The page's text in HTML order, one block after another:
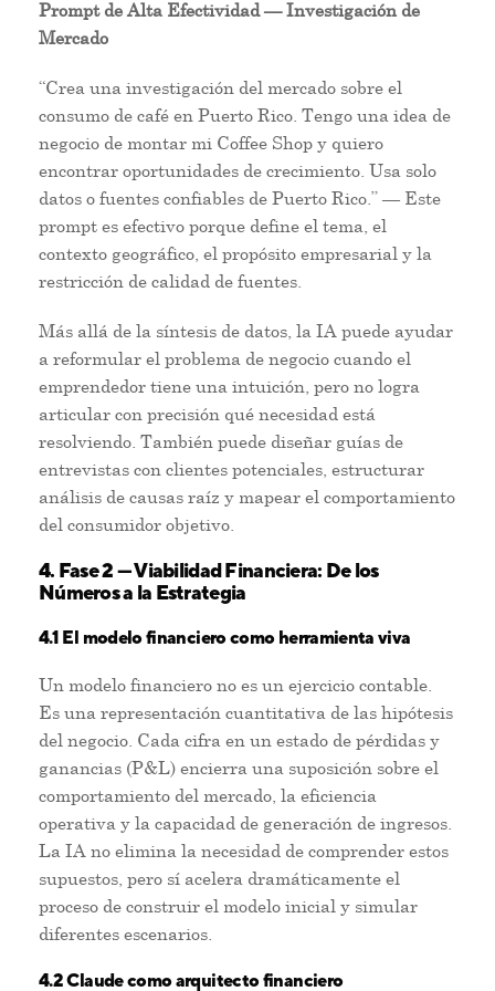
Prompt de Alta Efectividad — Investigación de
Mercado
“Crea una investigación del mercado sobre el
consumo de café en Puerto Rico. Tengo una idea de
negocio de montar mi Coffee Shop y quiero
encontrar oportunidades de crecimiento. Usa solo
datos o fuentes confiables de Puerto Rico.” — Este
prompt es efectivo porque define el tema, el
contexto geográfico, el propósito empresarial y la
restricción de calidad de fuentes.
Más allá de la síntesis de datos, la IA puede ayudar
a reformular el problema de negocio cuando el
emprendedor tiene una intuición, pero no logra
articular con precisión qué necesidad está
resolviendo. También puede diseñar guías de
entrevistas con clientes potenciales, estructurar
análisis de causas raíz y mapear el comportamiento
del consumidor objetivo.
4. Fase 2 — Viabilidad Financiera: De los
Números a la Estrategia
4.1 El modelo financiero como herramienta viva
Un modelo financiero no es un ejercicio contable.
Es una representación cuantitativa de las hipótesis
del negocio. Cada cifra en un estado de pérdidas y
ganancias (P&L) encierra una suposición sobre el
comportamiento del mercado, la eficiencia
operativa y la capacidad de generación de ingresos.
La IA no elimina la necesidad de comprender estos
supuestos, pero sí acelera dramáticamente el
proceso de construir el modelo inicial y simular
diferentes escenarios.
4.2 Claude como arquitecto financiero